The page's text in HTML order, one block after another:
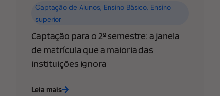
Captação de Alunos, Ensino Básico, Ensino
superior
Captação para o 2º semestre: a janela
de matrícula que a maioria das
instituições ignora
Leia mais